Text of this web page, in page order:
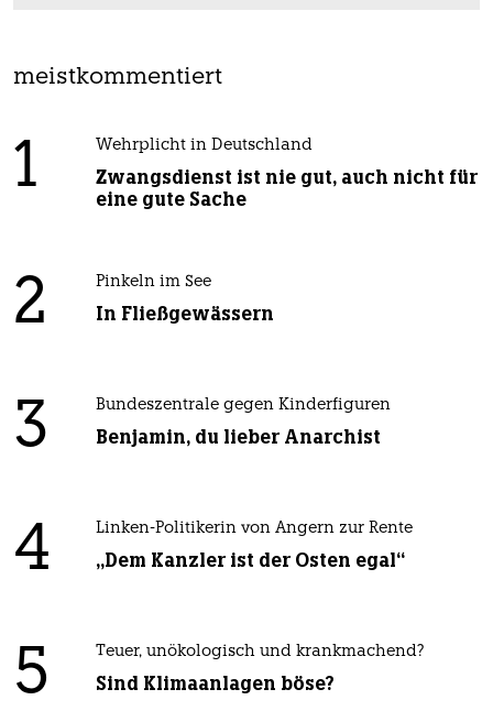
meistkommentiert
1 Wehrplicht in Deutschland
Zwangsdienst ist nie gut, auch nicht für
eine gute Sache
2 Pinkeln im See
In Fließgewässern
3 Bundeszentrale gegen Kinderfiguren
Benjamin, du lieber Anarchist
4 Linken-Politikerin von Angern zur Rente
„Dem Kanzler ist der Osten egal“
5 Teuer, unökologisch und krankmachend?
Sind Klimaanlagen böse?